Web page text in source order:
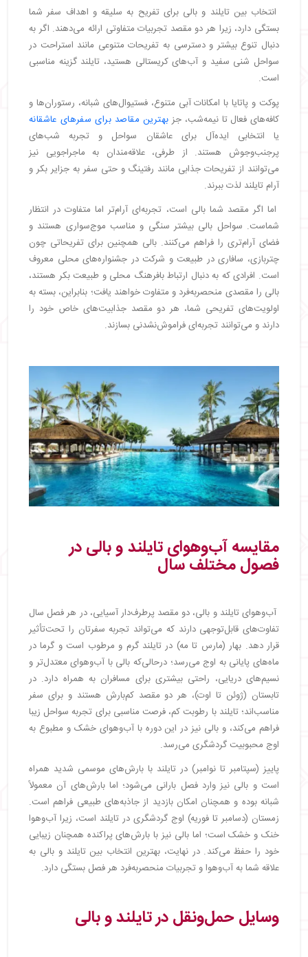
انتخاب بین تایلند و بالی برای تفریح به سلیقه و اهداف سفر شما
بستگی دارد، زیرا هر دو مقصد تجربیات متفاوتی ارائه می‌دهند. اگر به
دنبال تنوع بیشتر و دسترسی به تفریحات متنوعی مانند استراحت در
سواحل شنی سفید و آب‌های کریستالی هستید، تایلند گزینه مناسبی
است.
پوکت و پاتایا با امکانات آبی متنوع، فستیوال‌های شبانه، رستوران‌ها و
کافه‌های فعال تا نیمه‌شب، جز بهترین مقاصد برای سفرهای عاشقانه
یا انتخابی ایده‌آل برای عاشقان سواحل و تجربه شب‌های
پرجنب‌وجوش هستند. از طرفی، علاقه‌مندان به ماجراجویی نیز
می‌توانند از تفریحات جذابی مانند رفتینگ و حتی سفر به جزایر بکر و
آرام تایلند لذت ببرند.
اما اگر مقصد شما بالی است، تجربه‌ای آرام‌تر اما متفاوت در انتظار
شماست. سواحل بالی بیشتر سنگی و مناسب موج‌سواری هستند و
فضای آرام‌تری را فراهم می‌کنند. بالی همچنین برای تفریحاتی چون
چتربازی، سافاری در طبیعت و شرکت در جشنواره‌های محلی معروف
است. افرادی که به دنبال ارتباط بافرهنگ محلی و طبیعت بکر هستند،
بالی را مقصدی منحصربه‌فرد و متفاوت خواهند یافت؛ بنابراین، بسته به
اولویت‌های تفریحی شما، هر دو مقصد جذابیت‌های خاص خود را
دارند و می‌توانند تجربه‌ای فراموش‌نشدنی بسازند.
مقایسه آب‌وهوای تایلند و بالی در
فصول مختلف سال
آب‌وهوای تایلند و بالی، دو مقصد پرطرف‌دار آسیایی، در هر فصل سال
تفاوت‌های قابل‌توجهی دارند که می‌تواند تجربه سفرتان را تحت‌تأثیر
قرار دهد. بهار (مارس تا مه) در تایلند گرم و مرطوب است و گرما در
ماه‌های پایانی به اوج می‌رسد؛ درحالی‌که بالی با آب‌وهوای معتدل‌تر و
نسیم‌های دریایی، راحتی بیشتری برای مسافران به همراه دارد. در
تابستان (ژوئن تا اوت)، هر دو مقصد کم‌بارش هستند و برای سفر
مناسب‌اند؛ تایلند با رطوبت کم، فرصت مناسبی برای تجربه سواحل زیبا
فراهم می‌کند، و بالی نیز در این دوره با آب‌وهوای خشک و مطبوع به
اوج محبوبیت گردشگری می‌رسد.
پاییز (سپتامبر تا نوامبر) در تایلند با بارش‌های موسمی شدید همراه
است و بالی نیز وارد فصل بارانی می‌شود؛ اما بارش‌های آن معمولاً
شبانه بوده و همچنان امکان بازدید از جاذبه‌های طبیعی فراهم است.
زمستان (دسامبر تا فوریه) اوج گردشگری در تایلند است، زیرا آب‌وهوا
خنک و خشک است؛ اما بالی نیز با بارش‌های پراکنده همچنان زیبایی
خود را حفظ می‌کند. در نهایت، بهترین انتخاب بین تایلند و بالی به
علاقه شما به آب‌وهوا و تجربیات منحصربه‌فرد هر فصل بستگی دارد.
وسایل حمل‌ونقل در تایلند و بالی